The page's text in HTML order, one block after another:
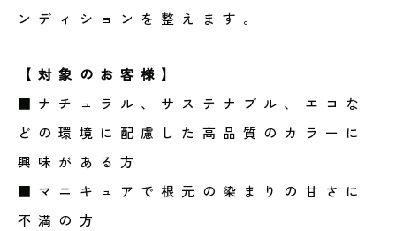
ンディションを整えます。
【対象のお客様】
■ナチュラル、サステナブル、エコな
どの環境に配慮した高品質のカラーに
興味がある方
■マニキュアで根元の染まりの甘さに
不満の方